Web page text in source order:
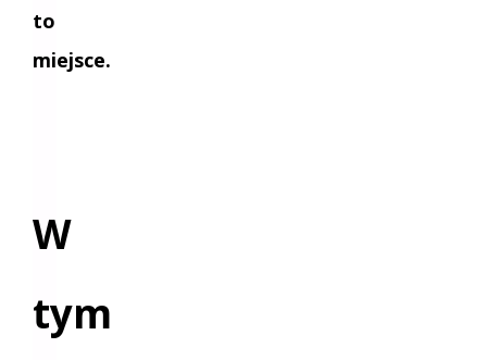
to
miejsce.
W
tym